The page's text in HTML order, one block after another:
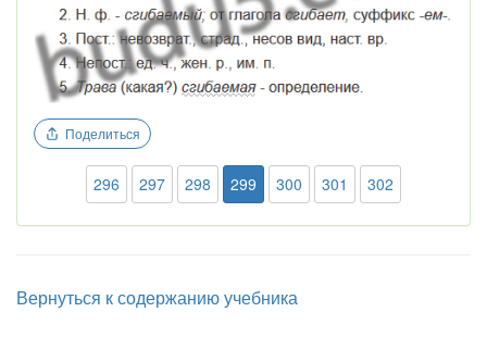
Поделиться
296 297 298 299 300 301 302
Вернуться к содержанию учебника